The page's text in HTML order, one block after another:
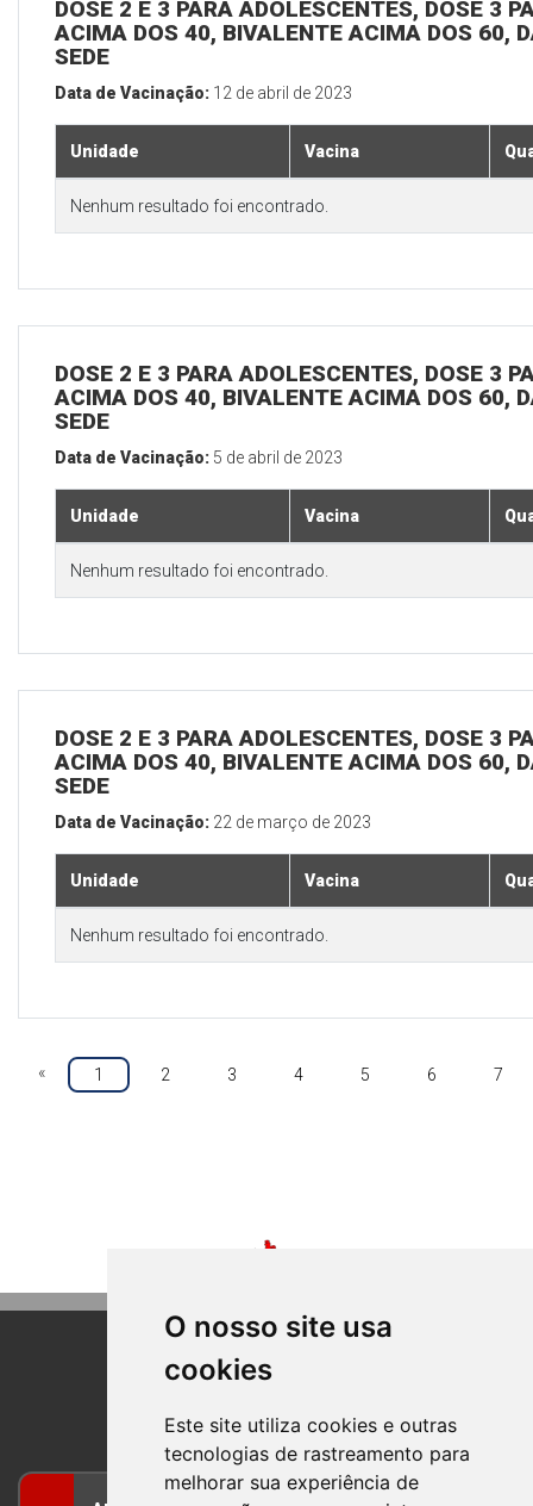
O nosso site usa
cookies
Este site utiliza cookies e outras
tecnologias de rastreamento para
melhorar sua experiência de
DOSE 2 E 3 PARA ADOLESCENTES, DOSE 3
ACIMA DOS 40, BIVALENTE ACIMA DOS 60,
SEDE
Data de Vacinação: 12 de abril de 2023
Unidade Vacina
Nenhum resultado foi encontrado.
DOSE 2 E 3 PARA ADOLESCENTES, DOSE 3
ACIMA DOS 40, BIVALENTE ACIMA DOS 60,
SEDE
Data de Vacinação: 5 de abril de 2023
Unidade Vacina
Nenhum resultado foi encontrado.
DOSE 2 E 3 PARA ADOLESCENTES, DOSE 3
ACIMA DOS 40, BIVALENTE ACIMA DOS 60,
SEDE
Data de Vacinação: 22 de março de 2023
Unidade Vacina
Nenhum resultado foi encontrado.
« 1 2 3 4 5 6 7
BOM PRINCIPIO
RIO GRANDE DO SUL